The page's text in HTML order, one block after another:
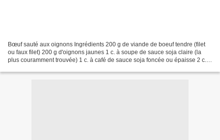
Bœuf sauté aux oignons Ingrédients 200 g de viande de boeuf tendre (filet
ou faux filet) 200 g d'oignons jaunes 1 c. à soupe de sauce soja claire (la
plus couramment trouvée) 1 c. à café de sauce soja foncée ou épaisse 2 c. à